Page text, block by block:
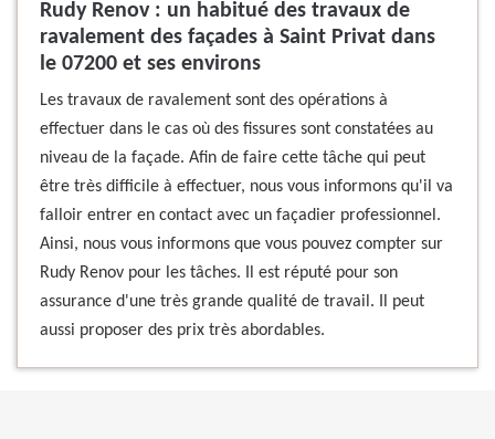
Rudy Renov : un habitué des travaux de
ravalement des façades à Saint Privat dans
le 07200 et ses environs
Les travaux de ravalement sont des opérations à
effectuer dans le cas où des fissures sont constatées au
niveau de la façade. Afin de faire cette tâche qui peut
être très difficile à effectuer, nous vous informons qu'il va
falloir entrer en contact avec un façadier professionnel.
Ainsi, nous vous informons que vous pouvez compter sur
Rudy Renov pour les tâches. Il est réputé pour son
assurance d'une très grande qualité de travail. Il peut
aussi proposer des prix très abordables.